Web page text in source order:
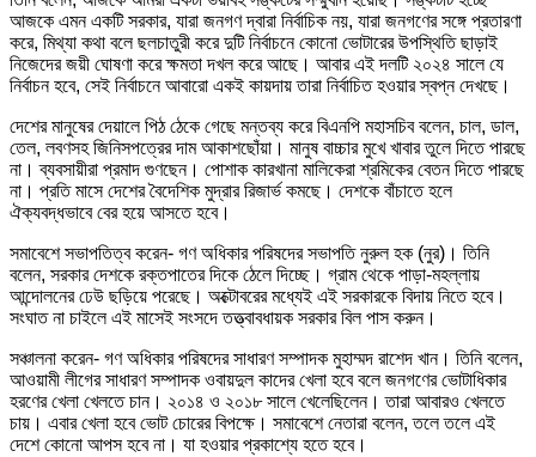
আজকে এমন একটি সরকার, যারা জনগণ দ্বারা নির্বাচিক নয়, যারা জনগণের সঙ্গে প্রতারণা
করে, মিথ্যা কথা বলে ছলচাতুরী করে দুটি নির্বাচনে কোনো ভোটারের উপস্থিতি ছাড়াই
নিজেদের জয়ী ঘোষণা করে ক্ষমতা দখল করে আছে। আবার এই দলটি ২০২৪ সালে যে
নির্বাচন হবে, সেই নির্বাচনে আবারো একই কায়দায় তারা নির্বাচিত হওয়ার স্বপ্ন দেখছে।
দেশের মানুষের দেয়ালে পিঠ ঠেকে গেছে মন্তব্য করে বিএনপি মহাসচিব বলেন, চাল, ডাল,
তেল, লবণসহ জিনিসপত্রের দাম আকাশছোঁয়া। মানুষ বাচ্চার মুখে খাবার তুলে দিতে পারছে
না। ব্যবসায়ীরা প্রমাদ গুণছেন। পোশাক কারখানা মালিকেরা শ্রমিকের বেতন দিতে পারছে
না। প্রতি মাসে দেশের বৈদেশিক মুদ্রার রিজার্ভ কমছে। দেশকে বাঁচাতে হলে
ঐক্যবদ্ধভাবে বের হয়ে আসতে হবে।
সমাবেশে সভাপতিত্ব করেন- গণ অধিকার পরিষদের সভাপতি নুরুল হক (নুর)। তিনি
বলেন, সরকার দেশকে রক্তপাতের দিকে ঠেলে দিচ্ছে। গ্রাম থেকে পাড়া-মহল্লায়
আন্দোলনের ঢেউ ছড়িয়ে পরেছে। অক্টোবরের মধ্যেই এই সরকারকে বিদায় নিতে হবে।
সংঘাত না চাইলে এই মাসেই সংসদে তত্ত্বাবধায়ক সরকার বিল পাস করুন।
সঞ্চালনা করেন- গণ অধিকার পরিষদের সাধারণ সম্পাদক মুহাম্মদ রাশেদ খান। তিনি বলেন,
আওয়ামী লীগের সাধারণ সম্পাদক ওবায়দুল কাদের খেলা হবে বলে জনগণের ভোটাধিকার
হরণের খেলা খেলতে চান। ২০১৪ ও ২০১৮ সালে খেলেছিলেন। তারা আবারও খেলতে
চায়। এবার খেলা হবে ভোট চোরের বিপক্ষে। সমাবেশে নেতারা বলেন, তলে তলে এই
দেশে কোনো আপস হবে না। যা হওয়ার প্রকাশ্যে হতে হবে।